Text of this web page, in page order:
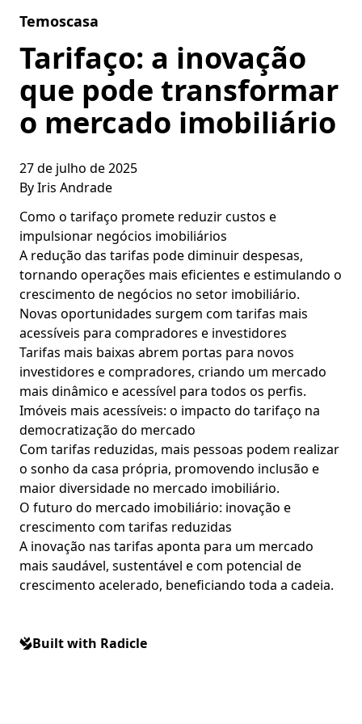
Temoscasa
Tarifaço: a inovação
que pode transformar
o mercado imobiliário
27 de julho de 2025
ByIris Andrade
Como o tarifaço promete reduzir custos e
impulsionar negócios imobiliários
A redução das tarifas pode diminuir despesas,
tornando operações mais eficientes e estimulando o
crescimento de negócios no setor imobiliário.
Novas oportunidades surgem com tarifas mais
acessíveis para compradores e investidores
Tarifas mais baixas abrem portas para novos
investidores e compradores, criando um mercado
mais dinâmico e acessível para todos os perfis.
Imóveis mais acessíveis: o impacto do tarifaço na
democratização do mercado
Com tarifas reduzidas, mais pessoas podem realizar
o sonho da casa própria, promovendo inclusão e
maior diversidade no mercado imobiliário.
O futuro do mercado imobiliário: inovação e
crescimento com tarifas reduzidas
A inovação nas tarifas aponta para um mercado
mais saudável, sustentável e com potencial de
crescimento acelerado, beneficiando toda a cadeia.
Built with Radicle